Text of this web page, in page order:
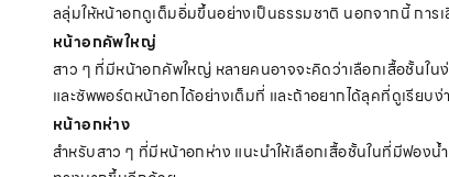
ลลุ่มให้หน้าอกดูเต็มอิ่มขึ้นอย่างเป็นธรรมชาติ นอกจากนี้ การ
หน้าอกคัพใหญ่
สาว ๆ ที่มีหน้าอกคัพใหญ่ หลายคนอาจจะคิดว่าเลือกเสื้อชั้นใ
และซัพพอร์ตหน้าอกได้อย่างเต็มที่ และถ้าอยากได้ลุคที่ดูเรียบ
หน้าอกห่าง
สำหรับสาว ๆ ที่มีหน้าอกห่าง แนะนำให้เลือกเสื้อชั้นในที่มีฟอง